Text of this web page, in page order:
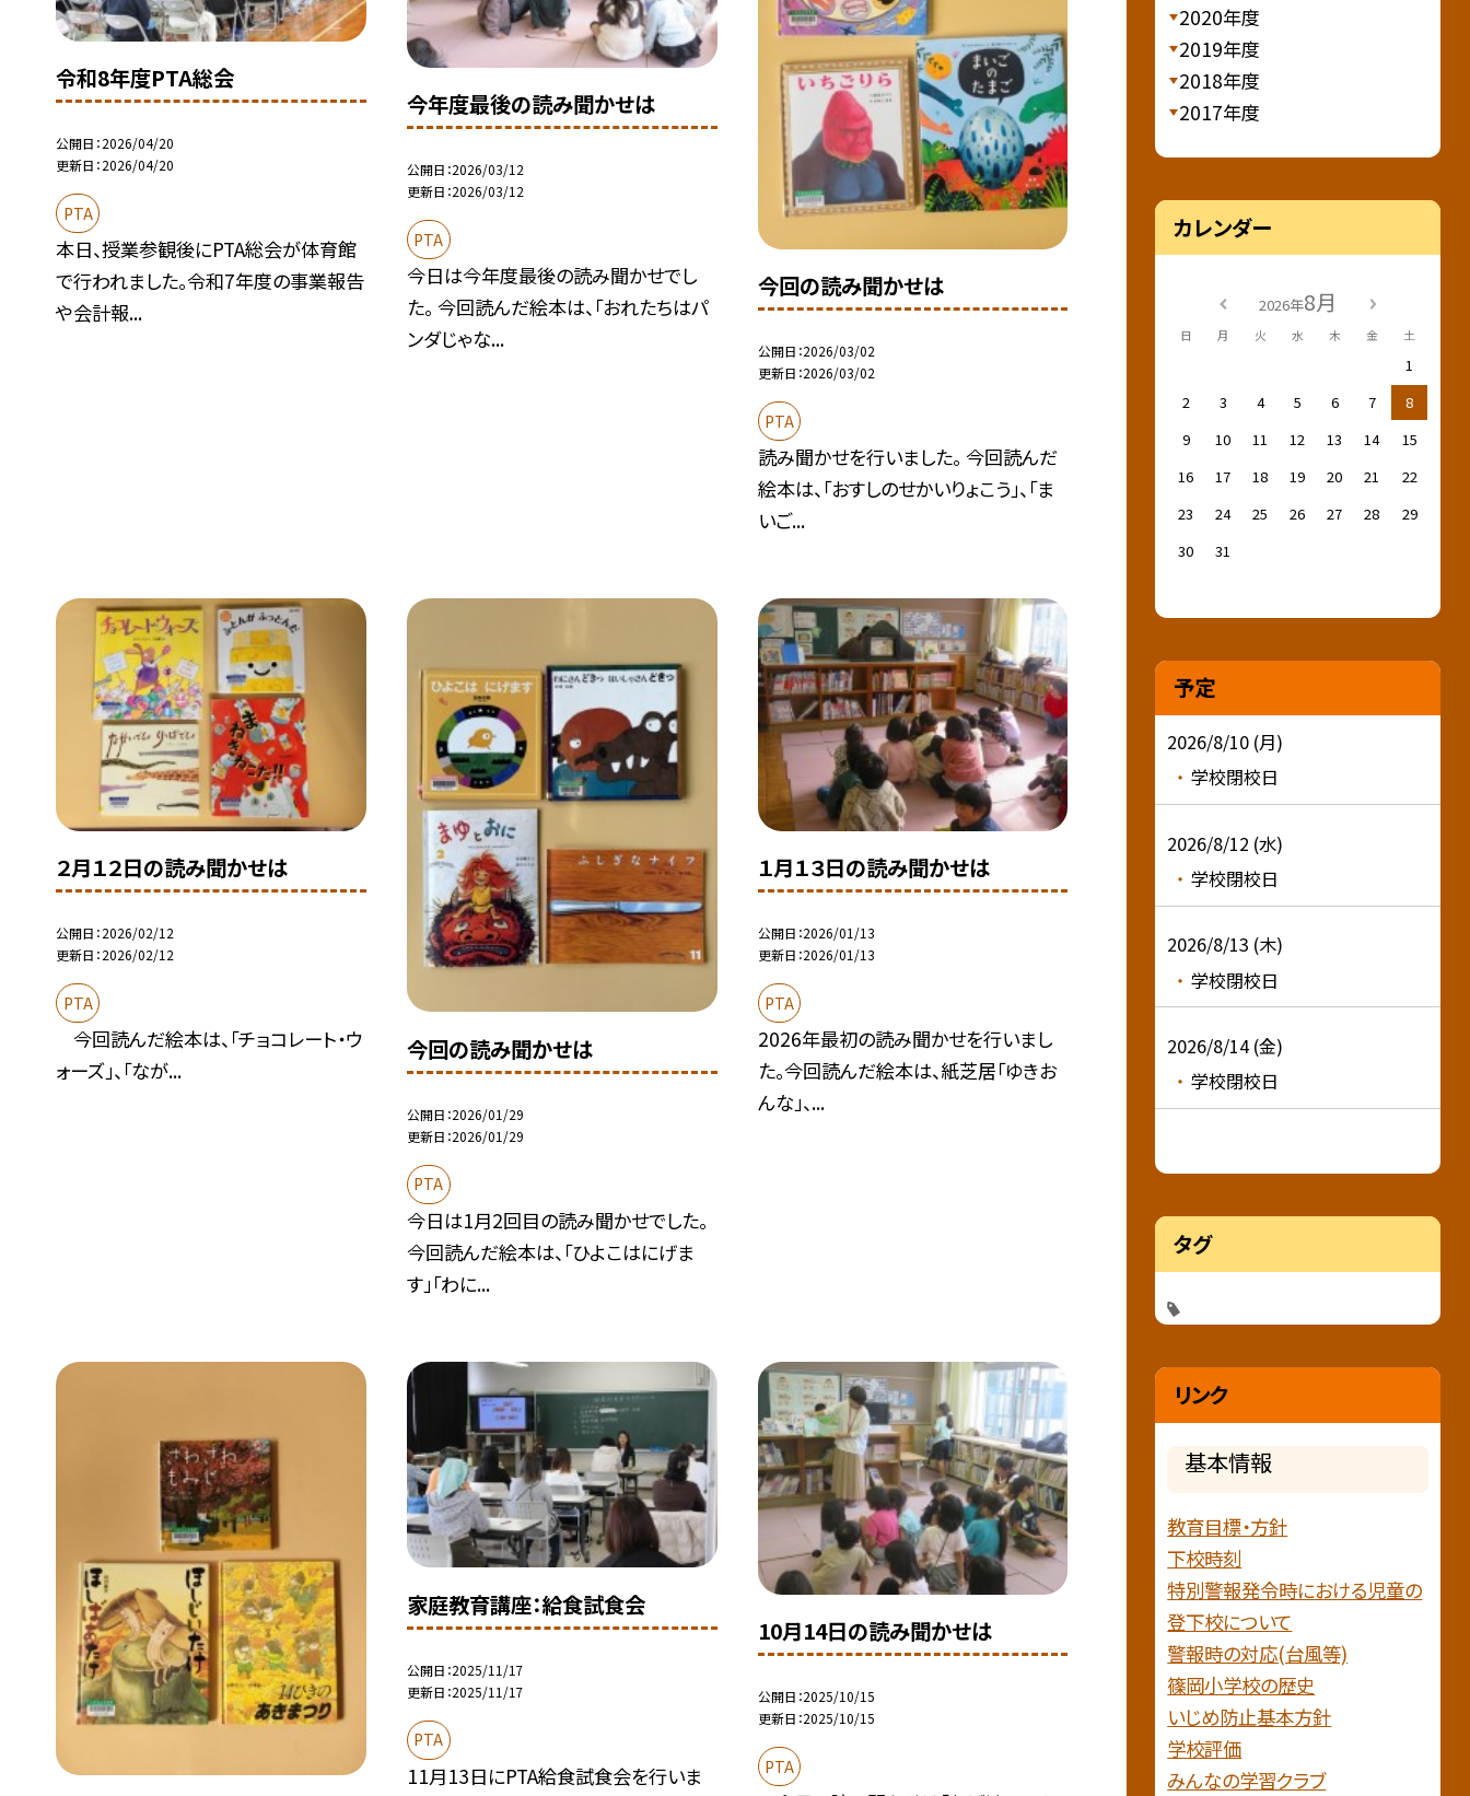
令和8年度PTA総会
公開日 2026/04/20
更新日 2026/04/20
PTA
本日、授業参観後にPTA総会が体育館
で行われました。令和7年度の事業報告
や会計報...
今年度最後の読み聞かせは
公開日 2026/03/12
更新日 2026/03/12
PTA
今日は今年度最後の読み聞かせでし
た。 今回読んだ絵本は、「おれたちはパ
ンダじゃな...
今回の読み聞かせは
公開日 2026/03/02
更新日 2026/03/02
PTA
読み聞かせを行いました。 今回読んだ
絵本は、「おすしのせかいりょこう」、「ま
いご...
２月１２日の読み聞かせは
公開日 2026/02/12
更新日 2026/02/12
PTA
今回読んだ絵本は、「チョコレート・ウ
ォーズ」、「なが...
今回の読み聞かせは
公開日 2026/01/29
更新日 2026/01/29
PTA
今日は1月2回目の読み聞かせでした。
今回読んだ絵本は、「ひよこはにげま
す」「わに...
１月１３日の読み聞かせは
公開日 2026/01/13
更新日 2026/01/13
PTA
2026年最初の読み聞かせを行いまし
た。今回読んだ絵本は、紙芝居「ゆきお
んな」、...
家庭教育講座：給食試食会
公開日 2025/11/17
更新日 2025/11/17
PTA
11月13日にPTA給食試食会を行いま
10月14日の読み聞かせは
公開日 2025/10/15
更新日 2025/10/15
PTA
2020年度
2019年度
2018年度
2017年度
カレンダー
2026年8月
日 月 火 水 木 金 土
1
2
3 4 5 6 7
8
9
10 11 12 13 14
15
16
17 18 19 20 21
22
23
24 25 26 27 28
29
30
31
予定
2026/8/10 (月)
学校閉校日
2026/8/12 (水)
学校閉校日
2026/8/13 (木)
学校閉校日
2026/8/14 (金)
学校閉校日
タグ
リンク
基本情報
教育目標・方針
下校時刻
特別警報発令時における児童の
登下校について
警報時の対応(台風等)
篠岡小学校の歴史
いじめ防止基本方針
学校評価
みんなの学習クラブ